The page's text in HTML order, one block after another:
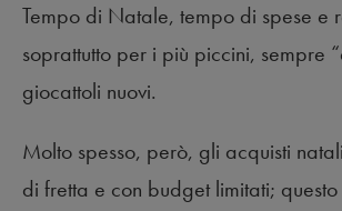
Tempo di Natale, tempo di spese e
soprattutto per i più piccini, sempre
giocattoli nuovi.
Molto spesso, però, gli acquisti
di fretta e con budget limitati;